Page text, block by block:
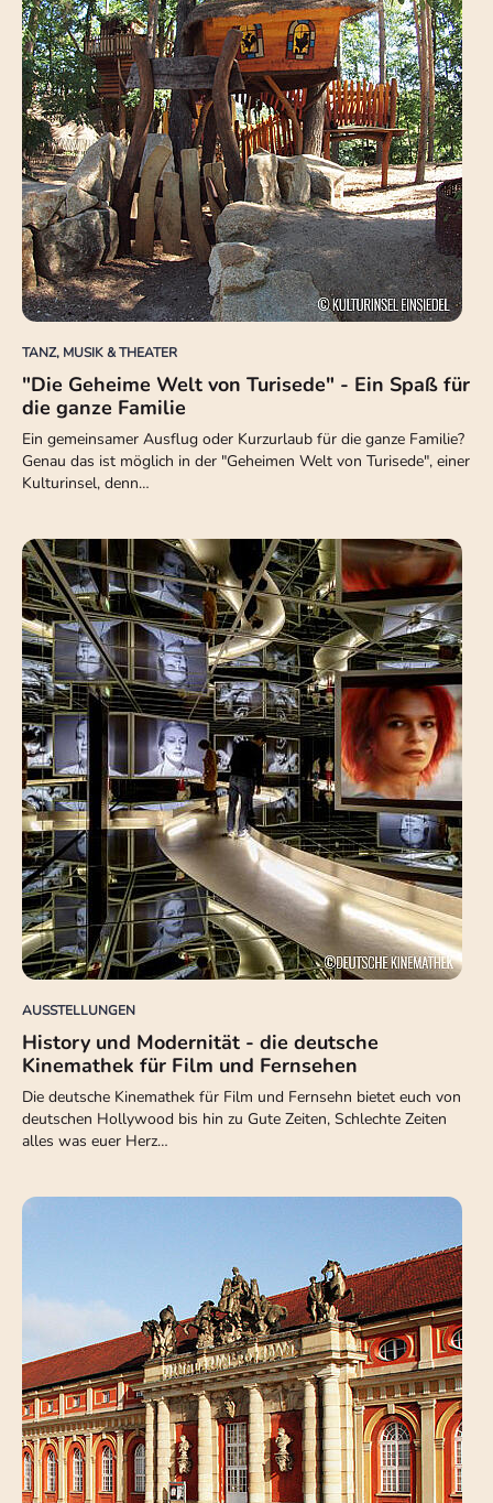
TANZ, MUSIK & THEATER
"Die Geheime Welt von Turisede" - Ein Spaß für
die ganze Familie
Ein gemeinsamer Ausflug oder Kurzurlaub für die ganze Familie?
Genau das ist möglich in der "Geheimen Welt von Turisede", einer
Kulturinsel, denn…
AUSSTELLUNGEN
History und Modernität - die deutsche
Kinemathek für Film und Fernsehen
Die deutsche Kinemathek für Film und Fernsehn bietet euch von
deutschen Hollywood bis hin zu Gute Zeiten, Schlechte Zeiten
alles was euer Herz…